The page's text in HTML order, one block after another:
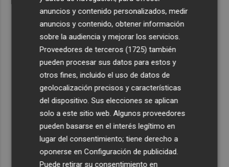
anuncios y contenido personalizados, medir
anuncios y contenido, obtener información
sobre la audiencia y mejorar los servicios.
Proveedores de terceros (1725) también
pueden procesar sus datos para estos y
otros fines, incluido el uso de datos de
geolocalización precisos y características
del dispositivo. Sus elecciones se aplican
solo a este sitio web. Algunos proveedores
pueden basarse en el interés legítimo en
lugar del consentimiento; tiene derecho a
oponerse enConfiguración de publicidad
Puede retirar su consentimiento en